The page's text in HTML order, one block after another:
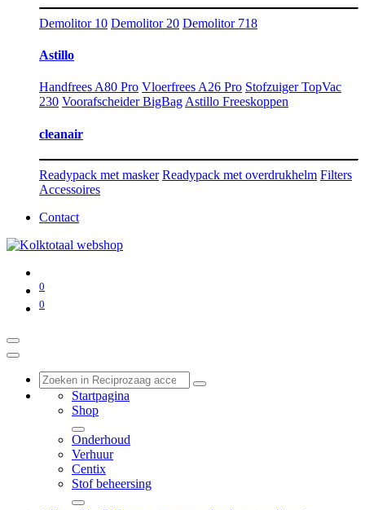
Demolitor 10 Demolitor 20 Demolitor 718
Astillo
Handfrees A80 Pro Vloerfrees A26 Pro Stofzuiger TopVac
230 Voorafscheider BigBag Astillo Freeskoppen
cleanair
Readypack met masker Readypack met overdrukhelm Filters
Accessoires
Contact
0
0
Startpagina
Shop
Onderhoud
Verhuur
Centix
Stof beheersing